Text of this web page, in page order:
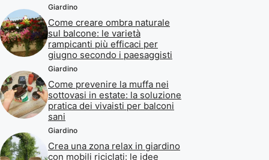
Giardino
Come creare ombra naturale
sul balcone: le varietà
rampicanti più efficaci per
giugno secondo i paesaggisti
Giardino
Come prevenire la muffa nei
sottovasi in estate: la soluzione
pratica dei vivaisti per balconi
sani
Giardino
Crea una zona relax in giardino
con mobili riciclati: le idee